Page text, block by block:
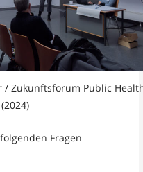
/ Zukunftsforum Public
(2024)
Fragen